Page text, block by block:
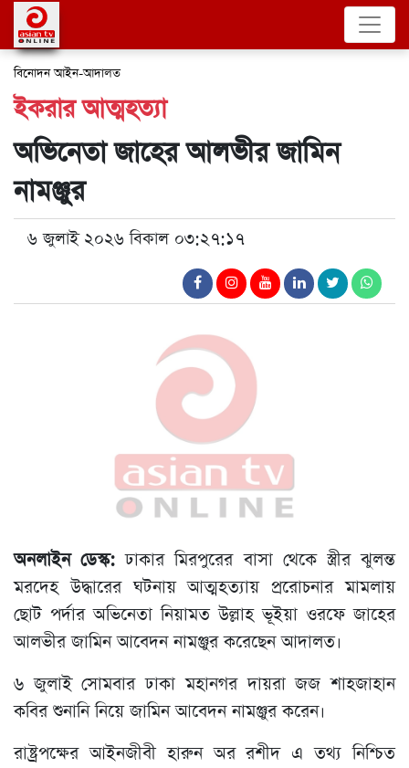
বিনোদন আইন-আদালত
ইকরার আত্মহত্যা
অভিনেতা জাহের আলভীর জামিন
নামঞ্জুর
৬ জুলাই ২০২৬ বিকাল ০৩:২৭:১৭
অনলাইন ডেস্ক: ঢাকার মিরপুরের বাসা থেকে স্ত্রীর ঝুলন্ত
মরদেহ উদ্ধারের ঘটনায় আত্মহত্যায় প্ররোচনার মামলায়
ছোট পর্দার অভিনেতা নিয়ামত উল্লাহ ভূইয়া ওরফে জাহের
আলভীর জামিন আবেদন নামঞ্জুর করেছেন আদালত।
৬ জুলাই সোমবার ঢাকা মহানগর দায়রা জজ শাহজাহান
কবির শুনানি নিয়ে জামিন আবেদন নামঞ্জুর করেন।
রাষ্ট্রপক্ষের আইনজীবী হারুন অর রশীদ এ তথ্য নিশ্চিত